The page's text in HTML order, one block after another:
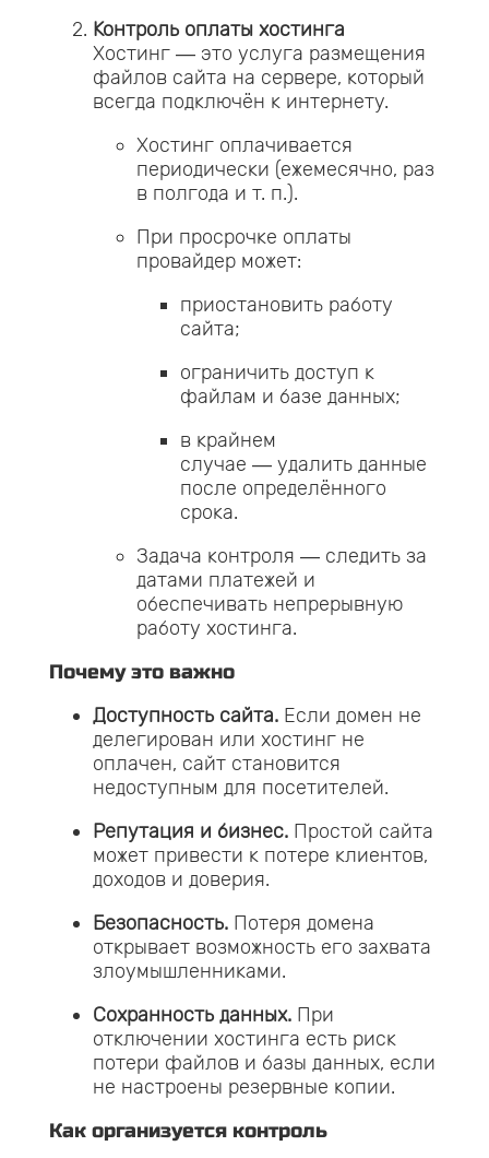
Контроль оплаты хостинга
Хостинг — это услуга размещения
файлов сайта на сервере, который
всегда подключён к интернету.
Хостинг оплачивается
периодически (ежемесячно, раз
в полгода и т. п.).
При просрочке оплаты
провайдер может:
приостановить работу
сайта;
ограничить доступ к
файлам и базе данных;
в крайнем
случае — удалить данные
после определённого
срока.
Задача контроля — следить за
датами платежей и
обеспечивать непрерывную
работу хостинга.
Почему это важно
Доступность сайта.Если домен не
делегирован или хостинг не
оплачен, сайт становится
недоступным для посетителей.
Репутация и бизнес.Простой сайта
может привести к потере клиентов,
доходов и доверия.
Безопасность.Потеря домена
открывает возможность его захвата
злоумышленниками.
Сохранность данных.При
отключении хостинга есть риск
потери файлов и базы данных, если
не настроены резервные копии.
Как организуется контроль